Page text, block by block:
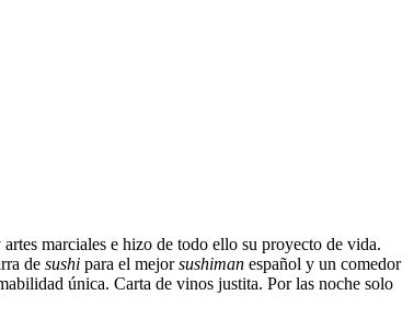
marciales e hizo de todo ello su proyecto de vida.
de sushi para el mejorsushiman español y un comedor
única. Carta de vinos justita. Por las noche solo